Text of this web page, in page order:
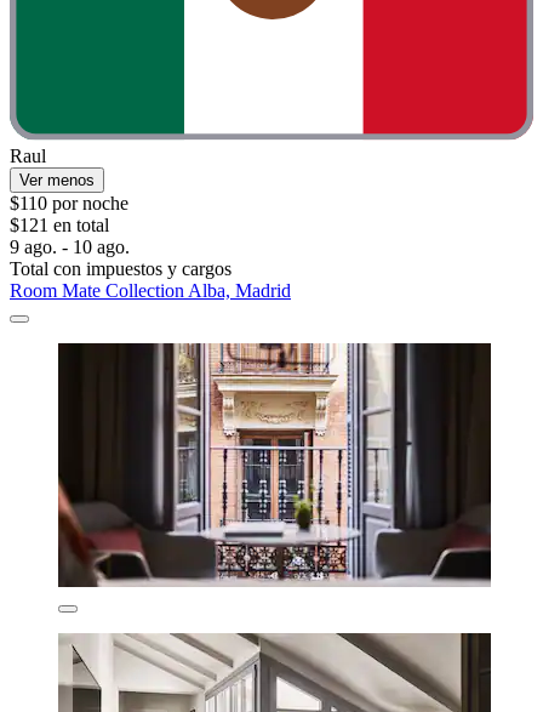
Raul
Ver menos
$110 por noche
$121 en total
9 ago. - 10 ago.
Total con impuestos y cargos
Room Mate Collection Alba, Madrid